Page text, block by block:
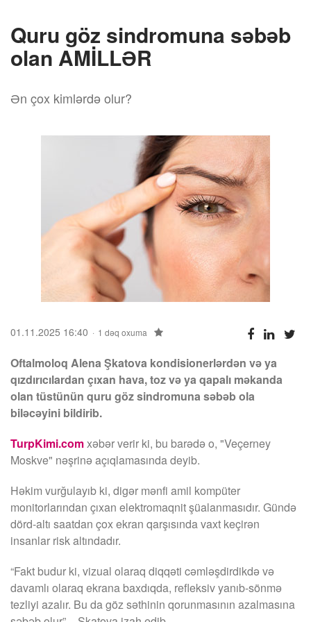
Quru göz sindromuna səbəb
olan AMİLLƏR
Ən çox kimlərdə olur?
01.11.2025 16:40 1 dəq oxuma
Oftalmoloq Alena Şkatova kondisionerlərdən və ya
qızdırıcılardan çıxan hava, toz və ya qapalı məkanda
olan tüstünün quru göz sindromuna səbəb ola
biləcəyini bildirib.
TurpKimi.comxəbər verir ki, bu barədə o, "Veçerney
Moskve" nəşrinə açıqlamasında deyib.
Həkim vurğulayıb ki, digər mənfi amil kompüter
monitorlarından çıxan elektromaqnit şüalanmasıdır. Gündə
dörd-altı saatdan çox ekran qarşısında vaxt keçirən
insanlar risk altındadır.
“Fakt budur ki, vizual olaraq diqqəti cəmləşdirdikdə və
davamlı olaraq ekrana baxdıqda, refleksiv yanıb-sönmə
tezliyi azalır. Bu da göz səthinin qorunmasının azalmasına